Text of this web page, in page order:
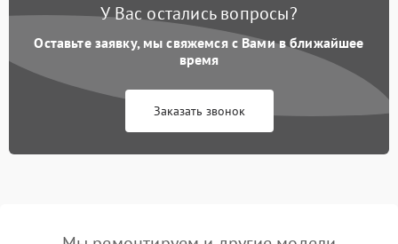
У Вас остались вопросы?
Оставьте заявку, мы свяжемся с Вами в ближайшее
время
Заказать звонок